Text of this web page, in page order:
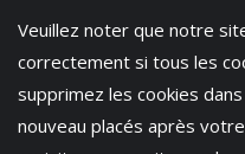
Veuillez noter que notre
correctement si tous les
supprimez les cookies
nouveau placés après